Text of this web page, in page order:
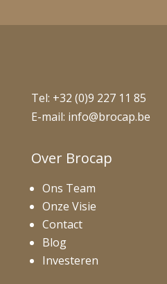
Tel: +32 (0)9 227 11 85
E-mail: info@brocap.be
Over Brocap
Ons Team
Onze Visie
Contact
Blog
Investeren